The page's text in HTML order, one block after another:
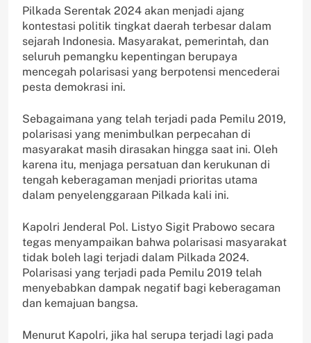
Pilkada Serentak 2024 akan menjadi ajang
kontestasi politik tingkat daerah terbesar dalam
sejarah Indonesia. Masyarakat, pemerintah, dan
seluruh pemangku kepentingan berupaya
mencegah polarisasi yang berpotensi mencederai
pesta demokrasi ini.
Sebagaimana yang telah terjadi pada Pemilu 2019,
polarisasi yang menimbulkan perpecahan di
masyarakat masih dirasakan hingga saat ini. Oleh
karena itu, menjaga persatuan dan kerukunan di
tengah keberagaman menjadi prioritas utama
dalam penyelenggaraan Pilkada kali ini.
Kapolri Jenderal Pol. Listyo Sigit Prabowo secara
tegas menyampaikan bahwa polarisasi masyarakat
tidak boleh lagi terjadi dalam Pilkada 2024.
Polarisasi yang terjadi pada Pemilu 2019 telah
menyebabkan dampak negatif bagi keberagaman
dan kemajuan bangsa.
Menurut Kapolri, jika hal serupa terjadi lagi pada